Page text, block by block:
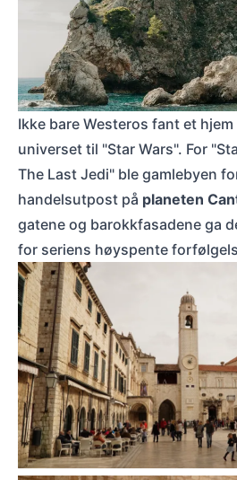
Historiske dører med buer i gamlebyen i
Ikke bare Westeros fant et
universet til "Star Wars". For
The Last Jedi" ble gamlebyen
handelsutpost på planeten
gatene og barokkfasadene ga
for seriens høyspente
Plass foran klokketårnet og Sponza-